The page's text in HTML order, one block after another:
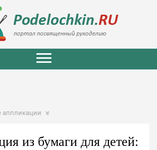
аппликации
из бумаги для детей: